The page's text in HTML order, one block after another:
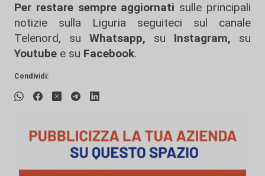
Per restare sempre aggiornati sulle principali
notizie sulla Liguria seguiteci sul canale
Telenord, su
Whatsapp, su Instagram, su
Youtube e su Facebook.
Condividi: